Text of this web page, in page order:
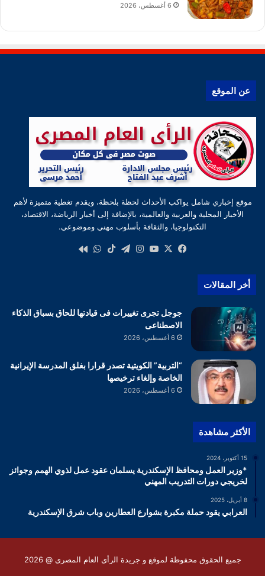
6 أغسطس، 2026
عن الموقع
موقع إخباري شامل يواكب الأحداث لحظة بلحظة، ويقدم تغطية متميزة لأهم
الأخبار المحلية والعربية والعالمية، بالإضافة إلى أخبار الرياضة، الاقتصاد،
التكنولوجيا، والثقافة بأسلوب مهني وموضوعي.
فيسبوك
‫X
‫YouTube
انستقرام
تيلقرام‫TikTokواتساب
أخر المقالات
جوجل تجرى تغييرات فى قيادتها للحاق بسباق الذكاء
الاصطناعى
6 أغسطس، 2026
“التربية” الكويتية تصدر قرارا بغلق المدرسة الإيرانية
الخاصة وإلغاء ترخيصها
6 أغسطس، 2026
الأكثر مشاهدة
15 أكتوبر، 2024
*وزير العمل ومحافظ الإسكندرية يسلمان عقود عمل لذوي الهمم وجوائز
لخريجي دورات التدريب المهني
8 أبريل، 2025
العرابي يقود حملة مكبرة بشوارع العطارين وباب شرق الإسكندرية
جميع الحقوق محفوظة لموقع و جريدة الرأى العام المصرى @ 2026